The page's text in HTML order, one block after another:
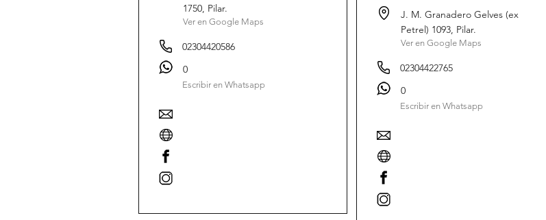
1750, Pilar.
Ver en Google Maps
02304420586
0
Escribir en Whatsapp
J. M. Granadero Gelves (ex
Petrel) 1093, Pilar.
Ver en Google Maps
02304422765
0
Escribir en Whatsapp